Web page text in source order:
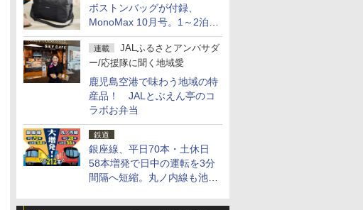
ボストンバッグが付録、
MonoMax 10月号。1～2泊の
荷物、キャリーオンも可能
連載
JALふるさとアンバサダ
ー/応援隊に聞く地域愛
鹿児島空港で味わう地域の特
産品！ JALとぶえん亭のコ
ラボお弁当
鉄道
銀座線、平日70本・土休日
58本増発で日中の運転を3分
間隔へ短縮。丸ノ内線も池袋